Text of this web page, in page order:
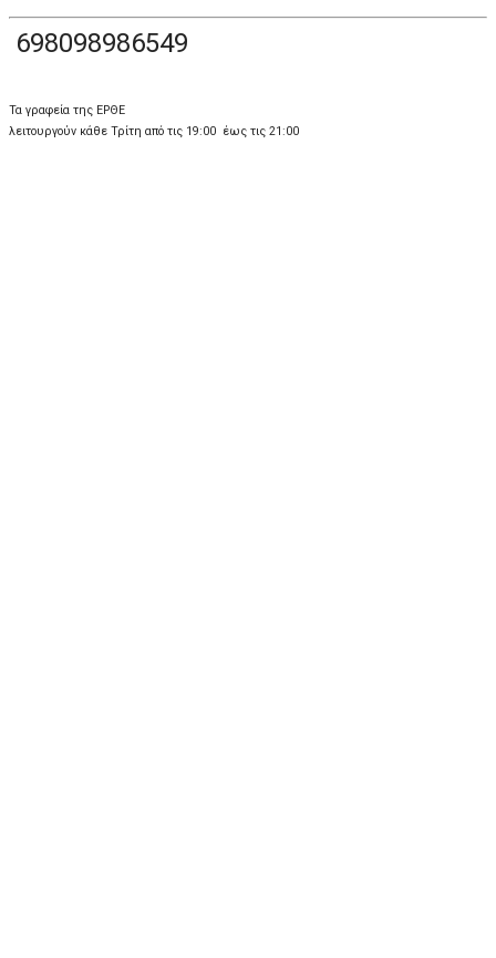
698098986549
Τα γραφεία της ΕΡΘΕ
λειτουργούν κάθε Τρίτη από τις 19:00 έως τις 21:00